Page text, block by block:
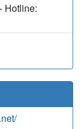
Hotline: